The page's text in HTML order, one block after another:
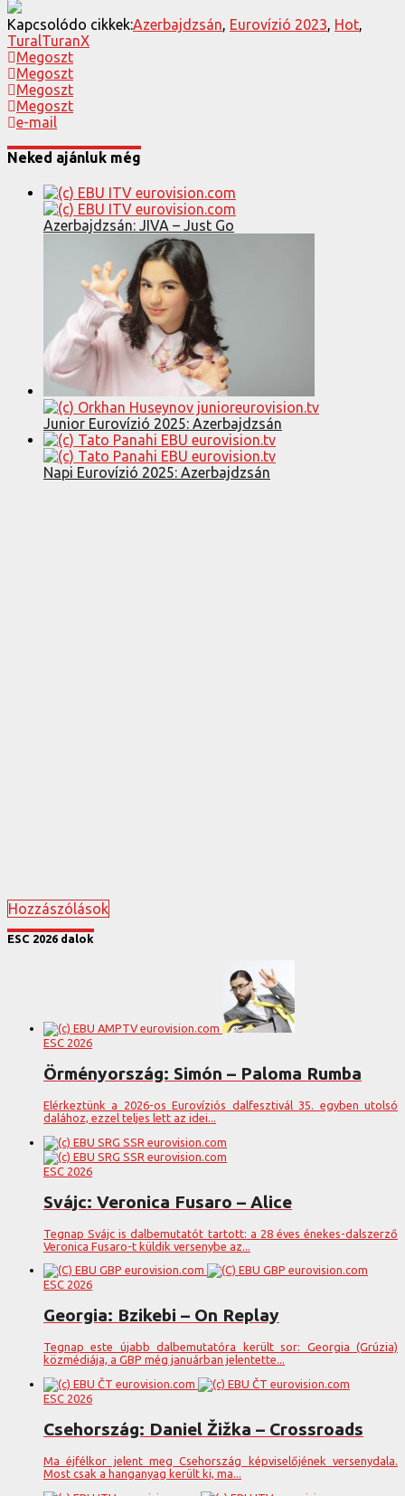
Kapcsolódo cikkek:Azerbajdzsán Eurovízió 2023 Hot
TuralTuranX
Megoszt
Megoszt
Megoszt
Megoszt
e-mail
Neked ajánluk még
Azerbajdzsán: JIVA – Just Go
Junior Eurovízió 2025: Azerbajdzsán
Napi Eurovízió 2025: Azerbajdzsán
Hozzászólások
ESC 2026 dalok
ESC 2026
Örményország: Simón – Paloma Rumba
Elérkeztünk a 2026-os Eurovíziós dalfesztivál 35. egyben utolsó
dalához, ezzel teljes lett az idei...
ESC 2026
Svájc: Veronica Fusaro – Alice
Tegnap Svájc is dalbemutatót tartott: a 28 éves énekes-dalszerző
Veronica Fusaro-t küldik versenybe az...
ESC 2026
Georgia: Bzikebi – On Replay
Tegnap este újabb dalbemutatóra került sor: Georgia (Grúzia)
közmédiája, a GBP még januárban jelentette...
ESC 2026
Csehország: Daniel Žižka – Crossroads
Ma éjfélkor jelent meg Csehország képviselőjének versenydala.
Most csak a hanganyag került ki, ma...